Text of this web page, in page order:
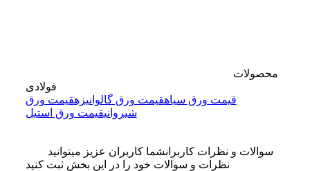
محصولات
فولادی
قیمت ورق سیاهقیمت ورق گالوانیزهقیمت ورق
شیروانیقیمت ورق استیل
سوالات و نظرات کاربرانشما کاربران عزیز میتوانید
نظرات و سوالات خود را در این بخش ثبت کنید